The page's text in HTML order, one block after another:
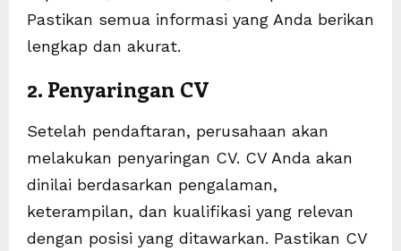
Pastikan semua informasi yang Anda berikan
lengkap dan akurat.
2. Penyaringan CV
Setelah pendaftaran, perusahaan akan
melakukan penyaringan CV. CV Anda akan
dinilai berdasarkan pengalaman,
keterampilan, dan kualifikasi yang relevan
dengan posisi yang ditawarkan. Pastikan CV